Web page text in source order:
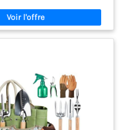
sol les plus durs, plus robustes
coulé/enrobé, pas besoin de
et de la rupture pendant la
le désherbage, etc. Le
en bois de frêne s'adapte
main et réduira la douleur et la
pendant le creusement, le
plantation. Le bas de la poignée
lanière en cuir de vache pour un
cadeau - Outils de jardinage